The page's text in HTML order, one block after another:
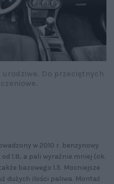
w 2010 r. benzynowy
1.8, a pali wyraźnie mniej (ok.
bazowego 1.5. Mocniejsze
dużych ilości paliwa. Montaż